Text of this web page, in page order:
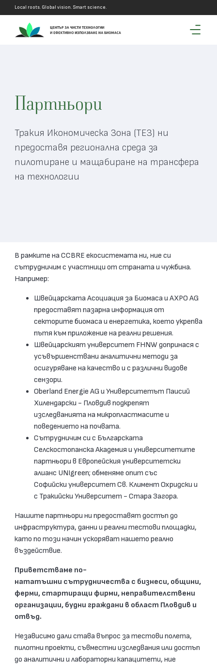
Local roots. Global vision. Smart science.
Партньори
Тракия Икономическа Зона (ТЕЗ) ни
предоставя регионална среда за
пилотиране и мащабиране на трансфера
на технологии
В рамките на CCBRE екосистемата ни, ние си
сътрудничим с участници от страната и чужбина.
Например:
Швейцарската Асоциация за Биомаса и AXPO AG
предоставят пазарна информация от
секторите биомаса и енергетика, което укрепва
пътя към приложение на реални решения.
Швейцарският университет FHNW допринася с
усъвършенствани аналитични методи за
осигуряване на качество и с различни видове
сензори.
Oberland Energie AG и Университетът Паисий
Хилендарски - Пловдив подкрепят
изследванията на микропластмасите и
поведението на почвата.
Сътрудничим си с Българската
Селскостопанска Академия и университетите
партньори в Европейския университетски
алианс UNIgreen; обменяме опит със
Софийски университет Св. Климент Охридски и
с Тракийски Университет - Стара Загора.
Нашите партньори ни предоставят достъп до
инфраструктура, данни и реални тестови площадки,
като по този начин ускоряват нашето реално
въздействие.
Приветстваме по-
нататъшни сътрудничества с бизнеси, общини,
ферми, стартиращи фирми, неправителствени
организации, будни граждани в област Пловдив и
отвъд.
Независимо дали става въпрос за тестови полета,
пилотни проекти, съвместни изследвания или достъп
до аналитични и лабораторни капацитети, ние